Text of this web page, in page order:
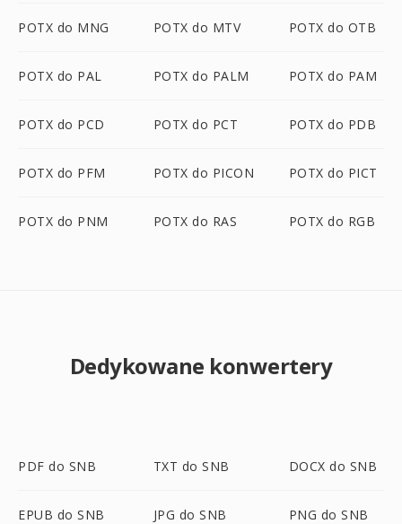
POTX do MNG POTX do MTV POTX do OTB
POTX do PAL POTX do PALM POTX do PAM
POTX do PCD POTX do PCT POTX do PDB
POTX do PFM POTX do PICON POTX do PICT
POTX do PNM POTX do RAS POTX do RGB
Dedykowane konwertery
PDF do SNB TXT do SNB DOCX do SNB
EPUB do SNB JPG do SNB PNG do SNB